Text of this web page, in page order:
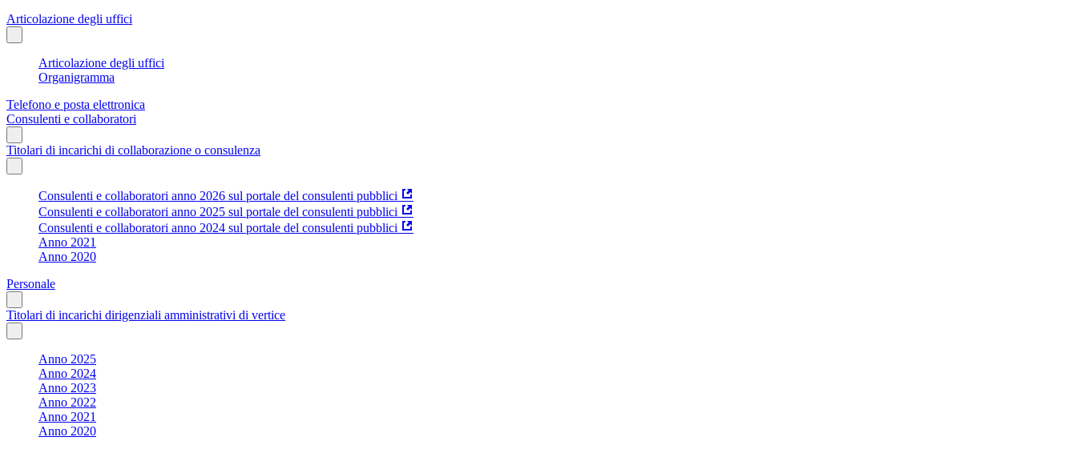
Articolazione degli uffici
Articolazione degli uffici
Organigramma
Telefono e posta elettronica
Consulenti e collaboratori
Titolari di incarichi di collaborazione o consulenza
Consulenti e collaboratori anno 2026 sul portale del consulenti pubblici
Consulenti e collaboratori anno 2025 sul portale del consulenti pubblici
Consulenti e collaboratori anno 2024 sul portale del consulenti pubblici
Anno 2021
Anno 2020
Personale
Titolari di incarichi dirigenziali amministrativi di vertice
Anno 2025
Anno 2024
Anno 2023
Anno 2022
Anno 2021
Anno 2020